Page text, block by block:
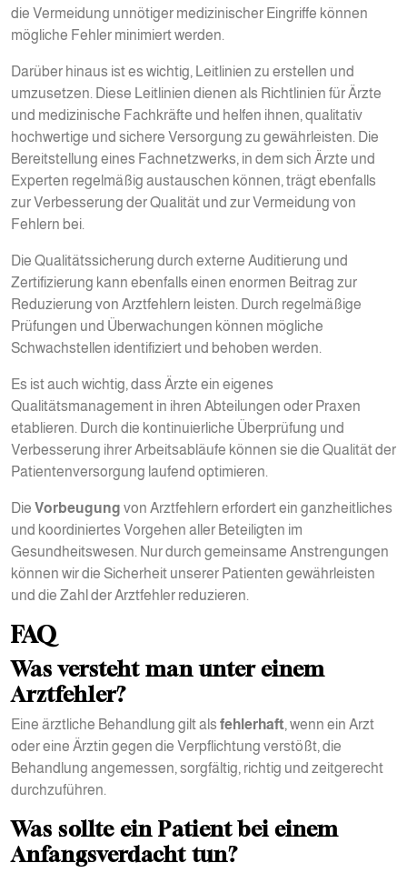
die Vermeidung unnötiger medizinischer Eingriffe können
mögliche Fehler minimiert werden.
Darüber hinaus ist es wichtig, Leitlinien zu erstellen und
umzusetzen. Diese Leitlinien dienen als Richtlinien für Ärzte
und medizinische Fachkräfte und helfen ihnen, qualitativ
hochwertige und sichere Versorgung zu gewährleisten. Die
Bereitstellung eines Fachnetzwerks, in dem sich Ärzte und
Experten regelmäßig austauschen können, trägt ebenfalls
zur Verbesserung der Qualität und zur Vermeidung von
Fehlern bei.
Die Qualitätssicherung durch externe Auditierung und
Zertifizierung kann ebenfalls einen enormen Beitrag zur
Reduzierung von Arztfehlern leisten. Durch regelmäßige
Prüfungen und Überwachungen können mögliche
Schwachstellen identifiziert und behoben werden.
Es ist auch wichtig, dass Ärzte ein eigenes
Qualitätsmanagement in ihren Abteilungen oder Praxen
etablieren. Durch die kontinuierliche Überprüfung und
Verbesserung ihrer Arbeitsabläufe können sie die Qualität der
Patientenversorgung laufend optimieren.
Die Vorbeugung von Arztfehlern erfordert ein ganzheitliches
und koordiniertes Vorgehen aller Beteiligten im
Gesundheitswesen. Nur durch gemeinsame Anstrengungen
können wir die Sicherheit unserer Patienten gewährleisten
und die Zahl der Arztfehler reduzieren.
FAQ
Was versteht man unter einem
Arztfehler?
Eine ärztliche Behandlung gilt als fehlerhaft, wenn ein Arzt
oder eine Ärztin gegen die Verpflichtung verstößt, die
Behandlung angemessen, sorgfältig, richtig und zeitgerecht
durchzuführen.
Was sollte ein Patient bei einem
Anfangsverdacht tun?